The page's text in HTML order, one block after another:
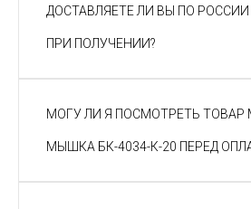
ДОСТАВЛЯЕТЕ ЛИ ВЫ ПО
ПРИ ПОЛУЧЕНИИ?
МОГУ ЛИ Я ПОСМОТРЕТЬ ТОВАР
МЫШКА БК-4034-К-20 ПЕРЕД